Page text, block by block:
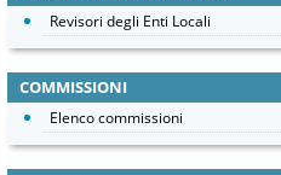
Revisori degli Enti Locali
COMMISSIONI
Elenco commissioni